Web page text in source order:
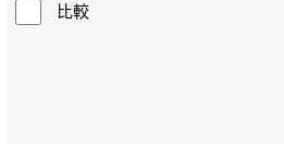
比較